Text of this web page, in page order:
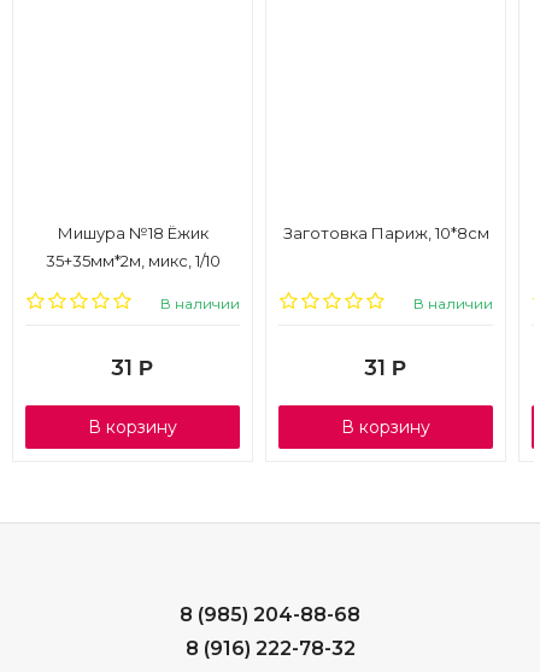
Мишура №18 Ёжик
35+35мм*2м, микс, 1/10
В наличии
31 Р
В корзину
Заготовка Париж, 10*8см
В наличии
31 Р
В корзину
8 (985) 204-88-68
8 (916) 222-78-32